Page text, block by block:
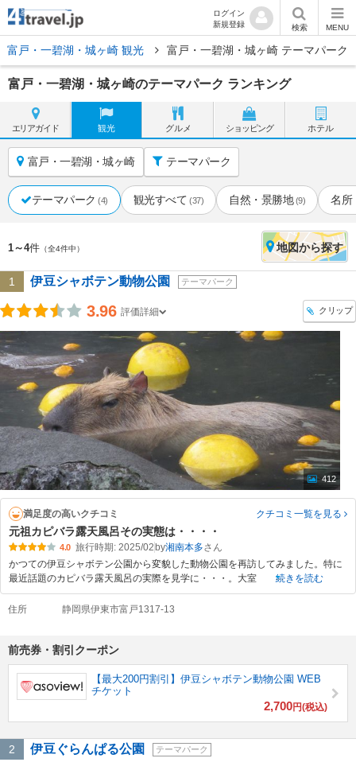
ログイン
新規登録
検索 MENU
富戸・一碧湖・城ヶ崎 観光 富戸・一碧湖・城ヶ崎 テーマパーク
富戸・一碧湖・城ヶ崎のテーマパーク ランキング
エリアガイド 観光 グルメ ショッピング ホテル
富戸・一碧湖・城ヶ崎 テーマパーク
テーマパーク (4) 観光すべて (37) 自然・景勝地 (9) 名所
1～4件 （全4件中） 地図から探す
1 伊豆シャボテン動物公園 テーマパーク
3.96 評価詳細 クリップ
412
満足度の高いクチコミ クチコミ一覧を見る
元祖カピバラ露天風呂その実態は・・・・
4.0 旅行時期: 2025/02 by湘南本多
かつての伊豆シャボテン公園から変貌した動物公園を再訪してみました。特に
最近話題のカピバラ露天風呂の実際を見学に・・・。大室
続きを読む
住所 静岡県伊東市富戸1317-13
前売券・割引クーポン
【最大200円割引】伊豆シャボテン動物公園 WEB
チケット
2,700円(税込)
2 伊豆ぐらんぱる公園 テーマパーク